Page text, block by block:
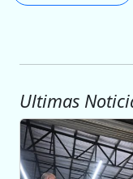
Ultimas